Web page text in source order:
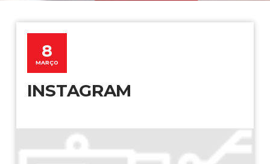
8
MARÇO
INSTAGRAM